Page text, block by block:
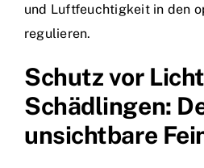
und Luftfeuchtigkeit in den
regulieren.
Schutz vor
Schädlingen:
unsichtbare